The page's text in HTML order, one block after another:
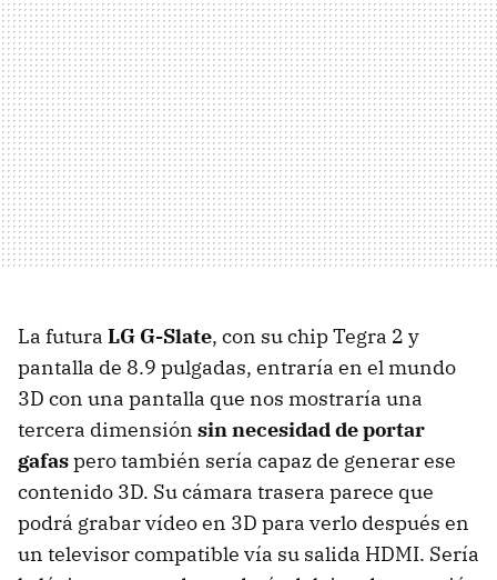
La futura LG G-Slate, con su chip Tegra 2 y
pantalla de 8.9 pulgadas, entraría en el mundo
3D con una pantalla que nos mostraría una
tercera dimensión sin necesidad de portar
gafaspero también sería capaz de generar ese
contenido 3D. Su cámara trasera parece que
podrá grabar vídeo en 3D para verlo después en
un televisor compatible vía su salida HDMI. Sería